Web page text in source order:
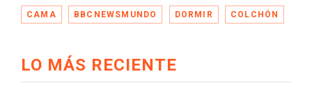
CAMA BBCNEWSMUNDO DORMIR COLCHÓN
LO MÁS RECIENTE